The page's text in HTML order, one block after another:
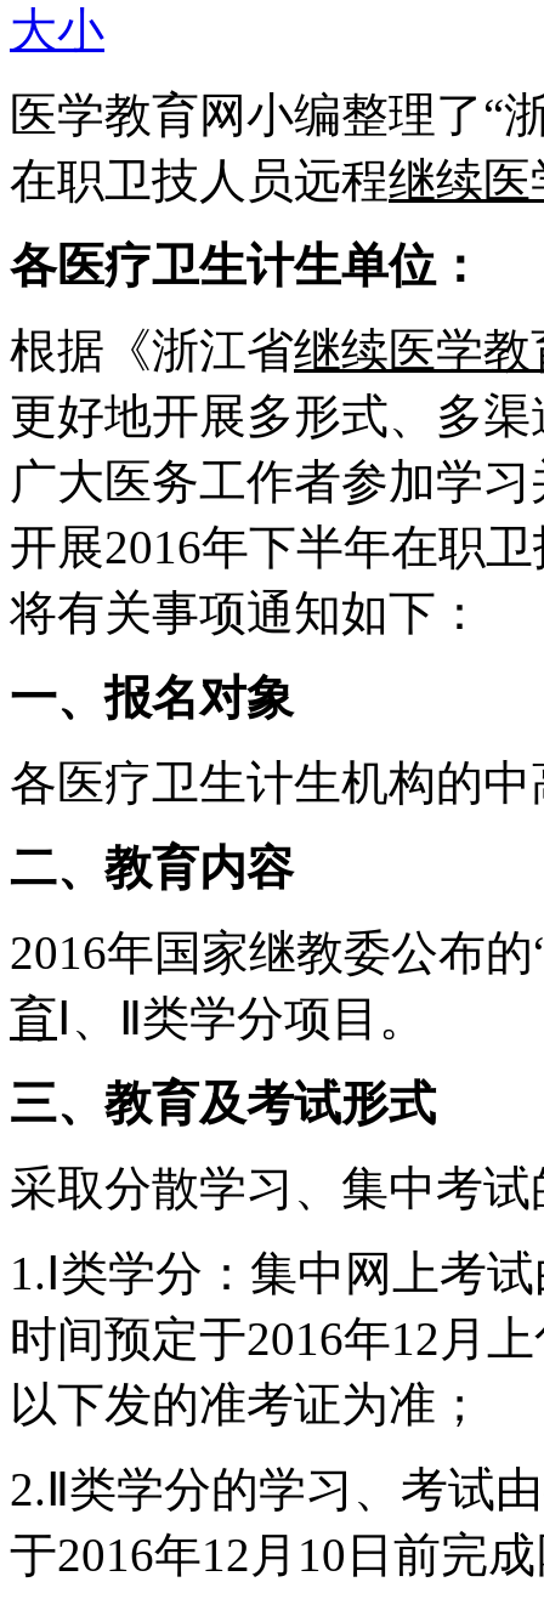
大小
医学教育网小编整理了“
在职卫技人员远程继续医
各医疗卫生计生单位：
根据《浙江省继续医学教
更好地开展多形式、多渠
广大医务工作者参加学
开展2016年下半年在职
将有关事项通知如下：
一、报名对象
各医疗卫生计生机构的
二、教育内容
2016年国家继教委公布
育Ⅰ、Ⅱ类学分项目。
三、教育及考试形式
采取分散学习、集中考
1.Ⅰ类学分：集中网上考
时间预定于2016年12月
以下发的准考证为准；
2.Ⅱ类学分的学习、考试
于2016年12月10日前完